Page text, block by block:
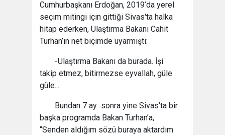
Cumhurbaşkanı Erdoğan, 2019’da yerel
seçim mitingi için gittiği Sivas'ta halka
hitap ederken, Ulaştırma Bakanı Cahit
Turhan’ın net biçimde uyarmıştı:
-Ulaştırma Bakanı da burada. İşi
takip etmez, bitirmezse eyvallah, güle
güle...
Bundan 7 ay sonra yine Sivas'ta bir
başka programda Bakan Turhan’a,
“Senden aldığım sözü buraya aktardım